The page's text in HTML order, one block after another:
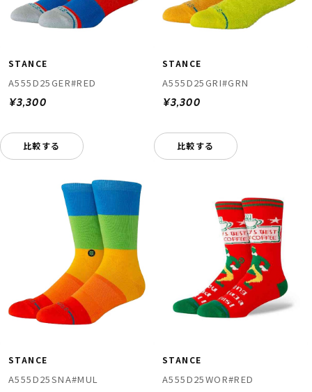
STANCE
A555D25GER#RED
¥3,300
比較する
STANCE
A555D25GRI#GRN
¥3,300
比較する
STANCE
A555D25SNA#MUL
STANCE
A555D25WOR#RED